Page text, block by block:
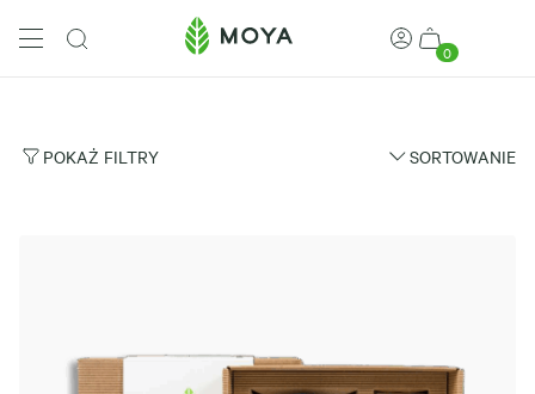
0
POKAŻ FILTRY SORTOWANIE